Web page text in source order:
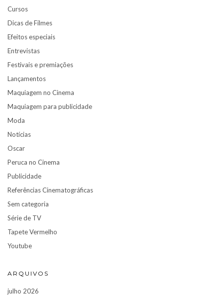
Cursos
Dicas de Filmes
Efeitos especiais
Entrevistas
Festivais e premiações
Lançamentos
Maquiagem no Cinema
Maquiagem para publicidade
Moda
Notícias
Oscar
Peruca no Cinema
Publicidade
Referências Cinematográficas
Sem categoria
Série de TV
Tapete Vermelho
Youtube
ARQUIVOS
julho 2026